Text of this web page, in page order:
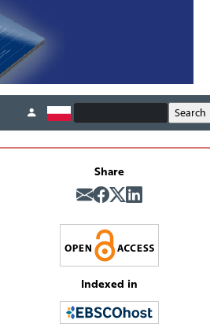
Share
Indexed in